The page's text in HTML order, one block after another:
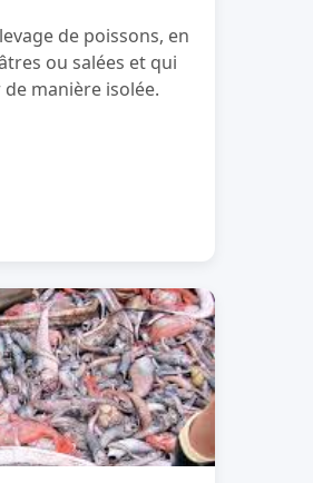
de poissons, en
ou salées et qui
manière isolée.